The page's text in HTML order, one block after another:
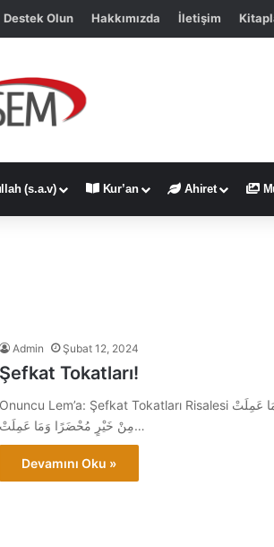
Destek Olun Hakkımızda İletişim
(s.a.v) Kur’an Ahiret
Admin Şubat 12, 2024
Şefkat Tokatları!
Onuncu Lem’a: Şefkat Tokatları Risalesi بِسْمِ اللّٰهِ الرَّحْمٰنِ الرَّحٖيمِ يَوْمَ تَجِدُ كُلُّ نَفْسٍ مَا عَمِلَتْ
مِنْ خَيْرٍ مُحْضَرًا وَمَا عَمِلَتْ…
Devamını Oku »